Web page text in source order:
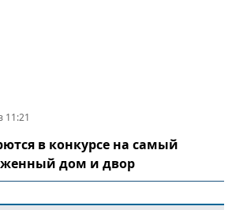
11:21
в конкурсе на самый
дом и двор